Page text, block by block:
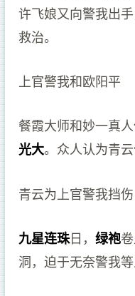
许飞娘又向警我出
救治。
上官警我和欧阳平
餐霞大师和妙一真
光大。众人认为青
青云为上官警我挡伤
九星连珠日，绿袍
洞，迫于无奈警我